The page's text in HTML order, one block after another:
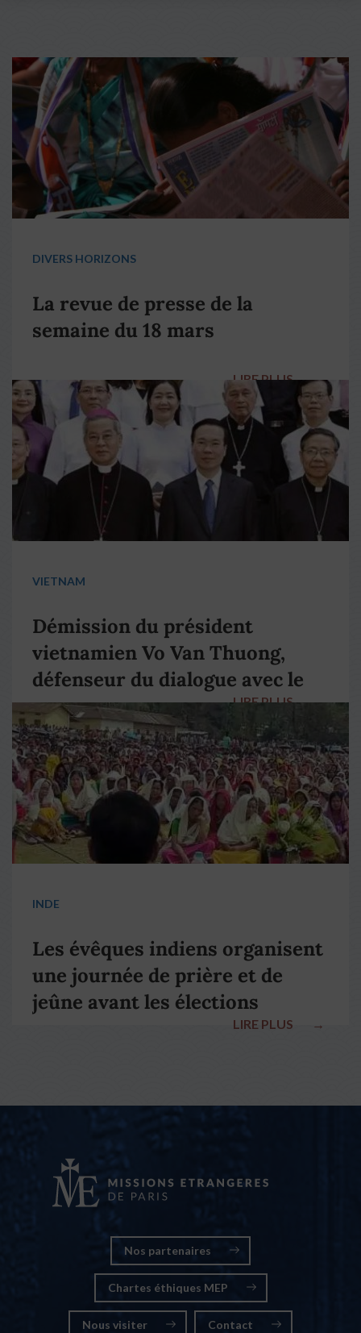
DIVERS HORIZONS
La revue de presse de la
semaine du 18 mars
LIRE PLUS →
VIETNAM
Démission du président
vietnamien Vo Van Thuong,
défenseur du dialogue avec le
pape François
LIRE PLUS →
INDE
Les évêques indiens organisent
une journée de prière et de
jeûne avant les élections
LIRE PLUS →
Nos partenaires
Chartes éthiques MEP
Nous visiter Contact